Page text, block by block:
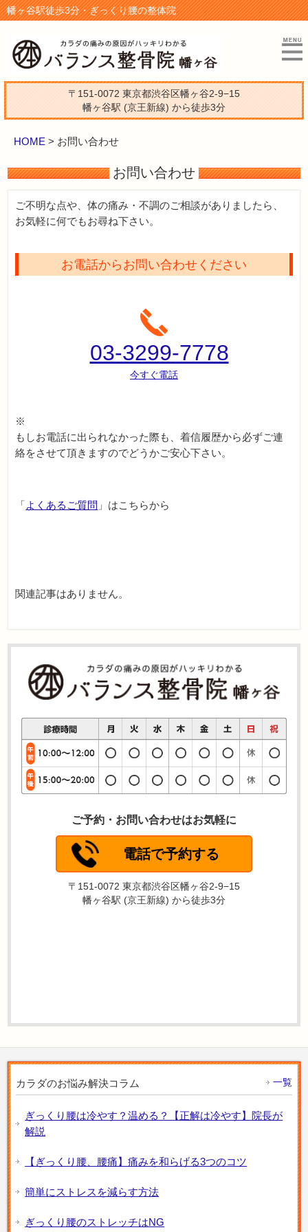
幡ヶ谷駅徒歩3分・ぎっくり腰の整体院
〒151-0072 東京都渋谷区幡ヶ谷2-9−15
幡ヶ谷駅 (京王新線) から徒歩3分
HOME > お問い合わせ
お問い合わせ
ご不明な点や、体の痛み・不調のご相談がありましたら、
お気軽に何でもお尋ね下さい。
お電話からお問い合わせください
03-3299-7778
今すぐ電話
※
もしお電話に出られなかった際も、着信履歴から必ずご連
絡をさせて頂きますのでどうかご安心下さい。
「よくあるご質問 」はこちらから
関連記事はありません。
ご予約・お問い合わせはお気軽に
電話で予約する
〒151-0072 東京都渋谷区幡ヶ谷2-9−15
幡ヶ谷駅 (京王新線) から徒歩3分
カラダのお悩み解決コラム 一覧
ぎっくり腰は冷やす？温める？【正解は冷やす】院長が
解説
【ぎっくり腰、腰痛】痛みを和らげる3つのコツ
簡単にストレスを減らす方法
ぎっくり腰のストレッチはNG